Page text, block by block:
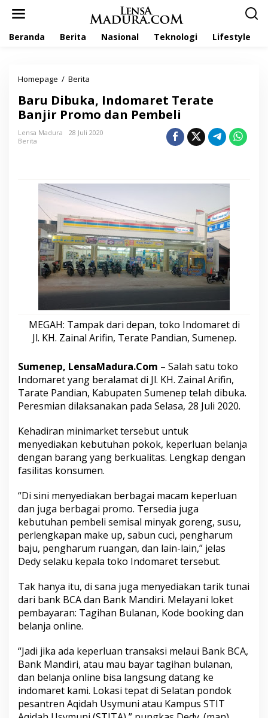
Beranda Berita Nasional Teknologi Lifestyle
Homepage / Berita
r
u
D
i
,
I
n
d
o
m
a
r
e
t
T
e
a
t
a
n
i
r
r
o
m
o
d
n
P
e
m
b
e
l
Baru Dibuka, Indomaret Terate
Banjir Promo dan Pembeli
Lensa Madura
28 Juli 2020
Berita
MEGAH: Tampak dari depan, toko Indomaret di
Jl. KH. Zainal Arifin, Terate Pandian, Sumenep.
Sumenep, LensaMadura.Com – Salah satu toko
Indomaret yang beralamat di Jl. KH. Zainal Arifin,
Tarate Pandian, Kabupaten Sumenep telah dibuka.
Peresmian dilaksanakan pada Selasa, 28 Juli 2020.
Kehadiran minimarket tersebut untuk
menyediakan kebutuhan pokok, keperluan belanja
dengan barang yang berkualitas. Lengkap dengan
fasilitas konsumen.
“Di sini menyediakan berbagai macam keperluan
dan juga berbagai promo. Tersedia juga
kebutuhan pembeli semisal minyak goreng, susu,
perlengkapan make up, sabun cuci, pengharum
baju, pengharum ruangan, dan lain-lain,” jelas
Dedy selaku kepala toko Indomaret tersebut.
Tak hanya itu, di sana juga menyediakan tarik tunai
dari bank BCA dan Bank Mandiri. Melayani loket
pembayaran: Tagihan Bulanan, Kode booking dan
belanja online.
“Jadi jika ada keperluan transaksi melaui Bank BCA,
Bank Mandiri, atau mau bayar tagihan bulanan,
dan belanja online bisa langsung datang ke
indomaret kami. Lokasi tepat di Selatan pondok
pesantren Aqidah Usymuni atau Kampus STIT